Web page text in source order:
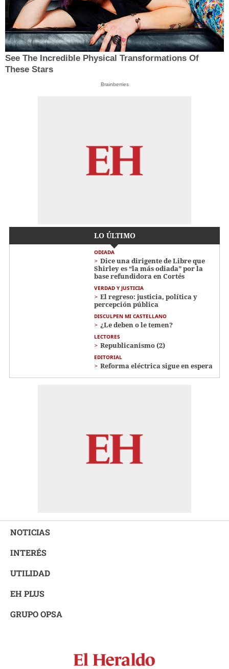
See The Incredible Physical Transformations Of
These Stars
Brainberries
LO ÚLTIMO
ODIADA
Dice una dirigente de Libre que
Shirley es “la más odiada” por la
base refundidora en Cortés
VERDAD Y JUSTICIA
El regreso: justicia, política y
percepción pública
DISCULPEN MI CASTELLANO
¿Le deben o le temen?
LECTORES
Republicanismo (2)
EDITORIAL
Reforma eléctrica sigue en espera
NOTICIAS
INTERÉS
UTILIDAD
EH PLUS
GRUPO OPSA